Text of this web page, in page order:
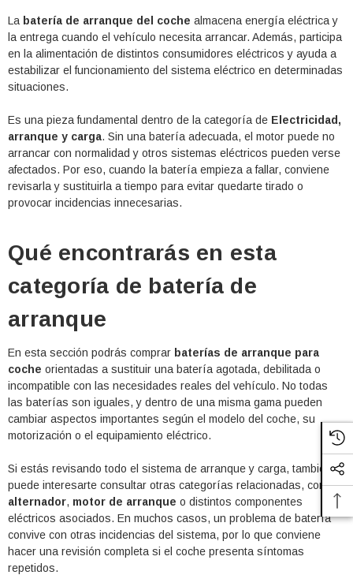
La batería de arranque del coche almacena energía eléctrica y
la entrega cuando el vehículo necesita arrancar. Además, participa
en la alimentación de distintos consumidores eléctricos y ayuda a
estabilizar el funcionamiento del sistema eléctrico en determinadas
situaciones.
Es una pieza fundamental dentro de la categoría de Electricidad,
arranque y carga. Sin una batería adecuada, el motor puede no
arrancar con normalidad y otros sistemas eléctricos pueden verse
afectados. Por eso, cuando la batería empieza a fallar, conviene
revisarla y sustituirla a tiempo para evitar quedarte tirado o
provocar incidencias innecesarias.
Qué encontrarás en esta
categoría de batería de
arranque
En esta sección podrás comprar baterías de arranque para
coche orientadas a sustituir una batería agotada, debilitada o
incompatible con las necesidades reales del vehículo. No todas
las baterías son iguales, y dentro de una misma gama pueden
cambiar aspectos importantes según el modelo del coche, su
motorización o el equipamiento eléctrico.
Si estás revisando todo el sistema de arranque y carga, también
puede interesarte consultar otras categorías relacionadas, como
alternador, motor de arranque o distintos componentes
eléctricos asociados. En muchos casos, un problema de batería
convive con otras incidencias del sistema, por lo que conviene
hacer una revisión completa si el coche presenta síntomas
repetidos.